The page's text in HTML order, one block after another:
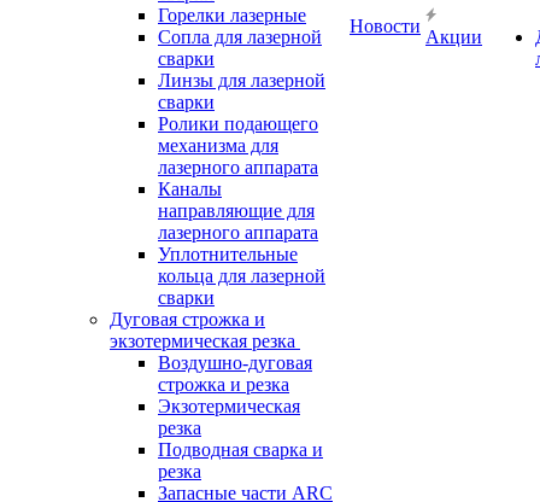
Горелки лазерные
Сопла для лазерной
сварки
Линзы для лазерной
сварки
Ролики подающего
механизма для
лазерного аппарата
Каналы
направляющие для
лазерного аппарата
Уплотнительные
кольца для лазерной
сварки
Дуговая строжка и
экзотермическая резка
Воздушно-дуговая
строжка и резка
Экзотермическая
резка
Подводная сварка и
резка
Запасные части ARC
Новости
Акции